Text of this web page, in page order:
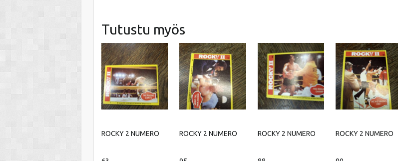
Tutustu myös
ROCKY 2 NUMERO ROCKY 2 NUMERO ROCKY 2 NUMERO ROCKY 2 NUMERO